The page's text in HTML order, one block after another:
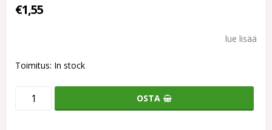
€1,55
lue lisää
Toimitus: In stock
OSTA